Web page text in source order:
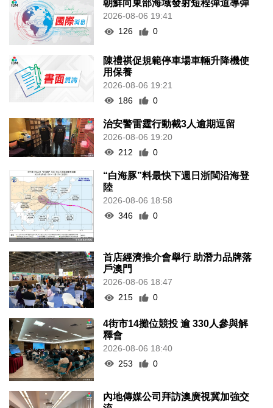
朝鮮向東部海域發射短程彈道導彈
2026-08-06 19:41
126
0
陳禮祺促規範停車場車輛升降機使
用保養
2026-08-06 19:21
186
0
治安警雷霆行動截3人逾期逗留
2026-08-06 19:20
212
0
“白海豚”料最快下週日浙閩沿海登
陸
2026-08-06 18:58
346
0
首店經濟推介會舉行 助潛力品牌落
戶澳門
2026-08-06 18:47
215
0
4街市14攤位競投 逾 330人參與解
釋會
2026-08-06 18:40
253
0
內地傳媒公司拜訪澳廣視冀加強交